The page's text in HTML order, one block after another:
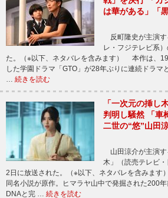
は華がある」「
反町隆史が主演す
レ・フジテレビ系
た。（※以下、ネタバレを含みます） 本作は、
した学園ドラマ「GTO」が28年ぶりに連続ドラマ
… 続きを読む
「一次元の挿し
判明し騒然 「車
二世の“悠”山田
山田涼介が主演す
木」（読売テレビ・
2日に放送された。（※以下、ネタバレを含みま
同名小説が原作。ヒマラヤ山中で発掘された200
DNAと完 … 続きを読む